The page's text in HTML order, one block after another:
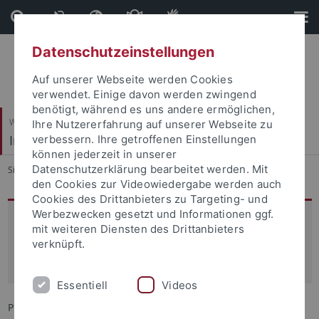
Direkt
zum
Inhalt
Direkt
zur
Fußleiste
Wirtschafts- und Sozialwissenschaftliche Fakultät
Institut für Rechtsextremismusforschung (IRex)
Sie sind hier: Startseite ... Team
Prof. Dr. Léonie de Jonge
W3-Professur für Rechtsextremismusforschung mit
Prof. Dr. Léonie de Jonge hat zum 1. Januar 2025 die
Datenschutzeinstellungen
Auf unserer Webseite werden Cookies
verwendet. Einige davon werden zwingend
benötigt, während es uns andere ermöglichen,
Ihre Nutzererfahrung auf unserer Webseite zu
verbessern. Ihre getroffenen Einstellungen
können jederzeit in unserer
Datenschutzerklärung bearbeitet werden. Mit
den Cookies zur Videowiedergabe werden auch
Cookies des Drittanbieters zu Targeting- und
Werbezwecken gesetzt und Informationen ggf.
mit weiteren Diensten des Drittanbieters
verknüpft.
Essentiell Videos